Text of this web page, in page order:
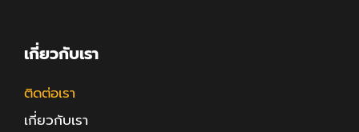
เกี่ยวกับเรา
ติดต่อเรา
เกี่ยวกับเรา